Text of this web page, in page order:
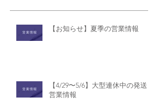
【お知らせ】夏季の営業情報
【4/29〜5/6】大型連休中の発送・
営業情報